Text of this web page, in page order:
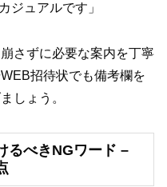
ジュアルです」
さずに必要な案内を丁寧
招待状でも備考欄を
しょう。
るべきNGワード –